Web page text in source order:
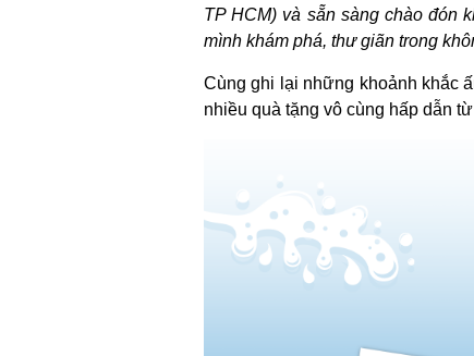
TP HCM) và sẵn sàng chào đón
mình khám phá, thư giãn trong
Cùng ghi lại những khoảnh khắc
nhiều quà tặng vô cùng hấp dẫn